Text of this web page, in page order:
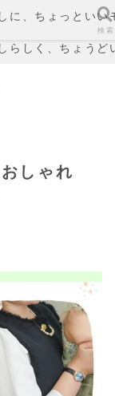
に、ちょっといい
らしく、ちょうど
しゃれ
検索